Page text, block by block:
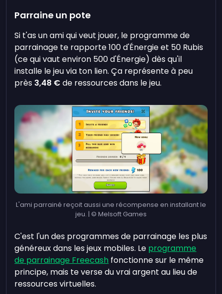
Parraine un pote
Si t'as un ami qui veut jouer, le programme de
parrainage te rapporte 100 d'Énergie et 50 Rubis
(ce qui vaut environ 500 d'Énergie) dès qu'il
installe le jeu via ton lien. Ça représente à peu
près 3,48 € de ressources dans le jeu.
L'ami parrainé reçoit aussi une récompense en installant le
jeu. | © Melsoft Games
C'est l'un des programmes de parrainage les plus
généreux dans les jeux mobiles. Le programme
de parrainage Freecash fonctionne sur le même
principe, mais te verse du vrai argent au lieu de
ressources virtuelles.